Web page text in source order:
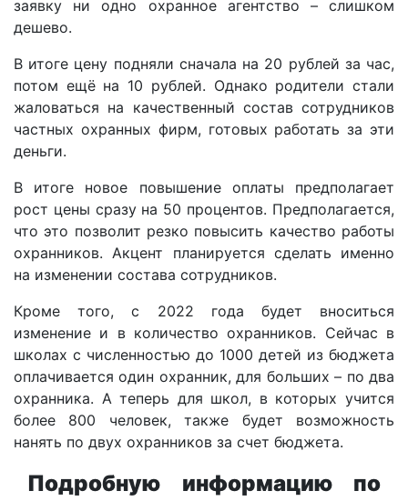
заявку ни одно охранное агентство – слишком
дешево.
В итоге цену подняли сначала на 20 рублей за час,
потом ещё на 10 рублей. Однако родители стали
жаловаться на качественный состав сотрудников
частных охранных фирм, готовых работать за эти
деньги.
В итоге новое повышение оплаты предполагает
рост цены сразу на 50 процентов. Предполагается,
что это позволит резко повысить качество работы
охранников. Акцент планируется сделать именно
на изменении состава сотрудников.
Кроме того, с 2022 года будет вноситься
изменение и в количество охранников. Сейчас в
школах с численностью до 1000 детей из бюджета
оплачивается один охранник, для больших – по два
охранника. А теперь для школ, в которых учится
более 800 человек, также будет возможность
нанять по двух охранников за счет бюджета.
Подробную информацию по